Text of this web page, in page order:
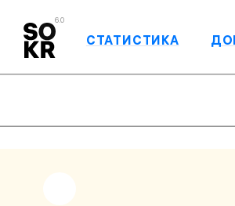
6.0
СТАТИСТИКА